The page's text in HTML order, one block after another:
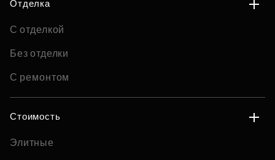
Отделка
С отделкой
Без отделки
С ремонтом
Стоимость
Элитные